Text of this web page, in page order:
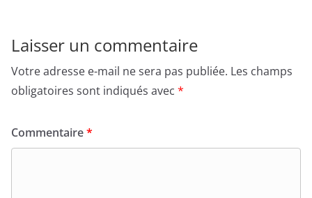
Laisser un commentaire
Votre adresse e-mail ne sera pas publiée. Les champs
obligatoires sont indiqués avec *
Commentaire*